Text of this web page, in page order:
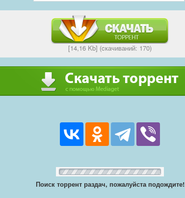
[14,16 Kb] (cкачиваний: 170)
Поиск торрент раздач, пожалуйста подождите!